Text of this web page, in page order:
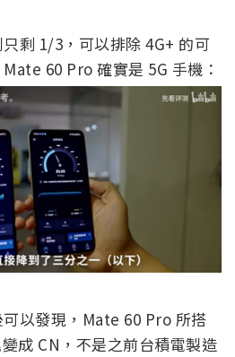
剩 1/3，可以排除 4G+ 的可
60 Pro 確實是 5G 手機：
以發現，Mate 60 Pro 所搭
成 CN，不是之前台積電製造